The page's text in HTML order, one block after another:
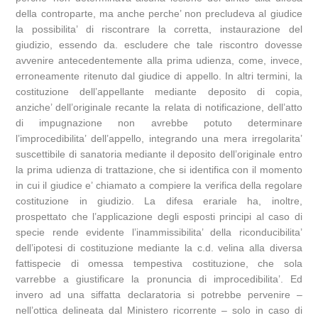
della controparte, ma anche perche’ non precludeva al giudice
la possibilita’ di riscontrare la corretta, instaurazione del
giudizio, essendo da. escludere che tale riscontro dovesse
avvenire antecedentemente alla prima udienza, come, invece,
erroneamente ritenuto dal giudice di appello. In altri termini, la
costituzione dell’appellante mediante deposito di copia,
anziche’ dell’originale recante la relata di notificazione, dell’atto
di impugnazione non avrebbe potuto determinare
l’improcedibilita’ dell’appello, integrando una mera irregolarita’
suscettibile di sanatoria mediante il deposito dell’originale entro
la prima udienza di trattazione, che si identifica con il momento
in cui il giudice e’ chiamato a compiere la verifica della regolare
costituzione in giudizio. La difesa erariale ha, inoltre,
prospettato che l’applicazione degli esposti principi al caso di
specie rende evidente l’inammissibilita’ della riconducibilita’
dell’ipotesi di costituzione mediante la c.d. velina alla diversa
fattispecie di omessa tempestiva costituzione, che sola
varrebbe a giustificare la pronuncia di improcedibilita’. Ed
invero ad una siffatta declaratoria si potrebbe pervenire –
nell’ottica delineata dal Ministero ricorrente – solo in caso di